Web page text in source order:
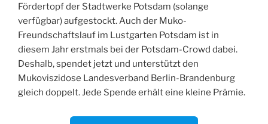
Fördertopf der Stadtwerke Potsdam (solange
verfügbar) aufgestockt. Auch der Muko-
Freundschaftslauf im Lustgarten Potsdam ist in
diesem Jahr erstmals bei der Potsdam-Crowd dabei.
Deshalb, spendet jetzt und unterstützt den
Mukoviszidose Landesverband Berlin-Brandenburg
gleich doppelt. Jede Spende erhält eine kleine Prämie.